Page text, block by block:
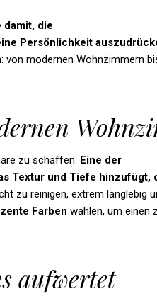
damit, die
Persönlichkeit
von modernen Wohnzimmern
zu schaffen. Eine der
Textur und Tiefe hinzufügt,
zu reinigen, extrem langlebig
Farben wählen, um einen
aufwertet